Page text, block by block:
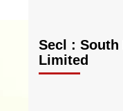
Secl :
Limited